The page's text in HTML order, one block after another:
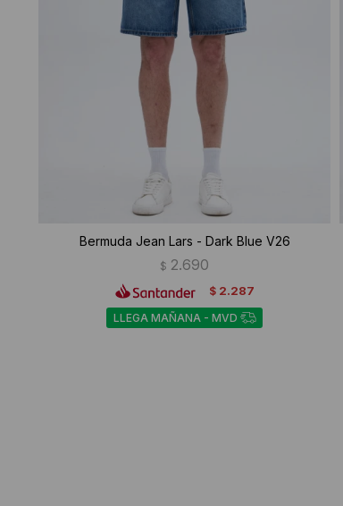
Bermuda Jean Lars - Dark Blue V26
$ 2.690
$ 2.287
LLEGA MAÑANA - MVD